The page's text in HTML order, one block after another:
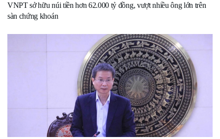
VNPT sở hữu núi tiền hơn 62.000 tỷ đồng, vượt nhiều ông lớn trên
sàn chứng khoán